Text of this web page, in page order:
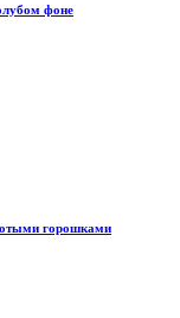
фоне
горошками